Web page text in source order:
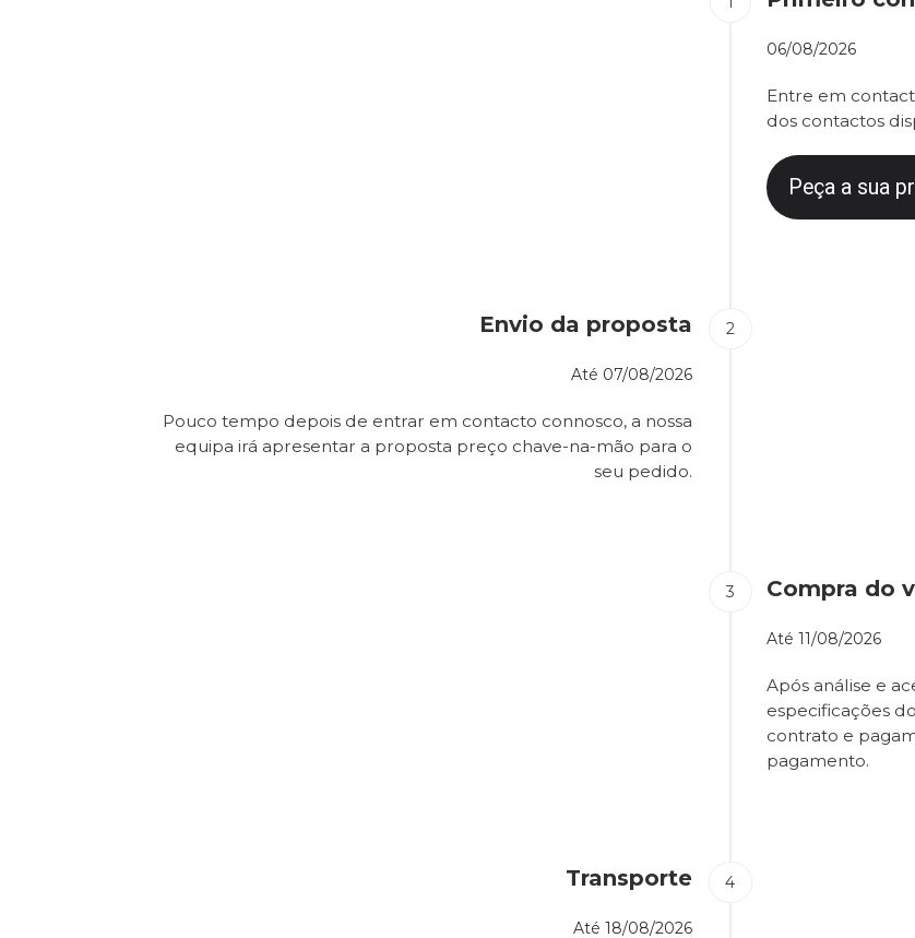
06/08/2026
Entre em
dos contactos
Peça a sua
Envio da proposta
Até 07/08/2026
Pouco tempo depois de entrar em contacto connosco, a nossa
equipa irá apresentar a proposta preço chave-na-mão para o
seu pedido.
Compra do
Até 11/08/2026
Após análise e
especificações
contrato e
pagamento.
Transporte
Até 18/08/2026